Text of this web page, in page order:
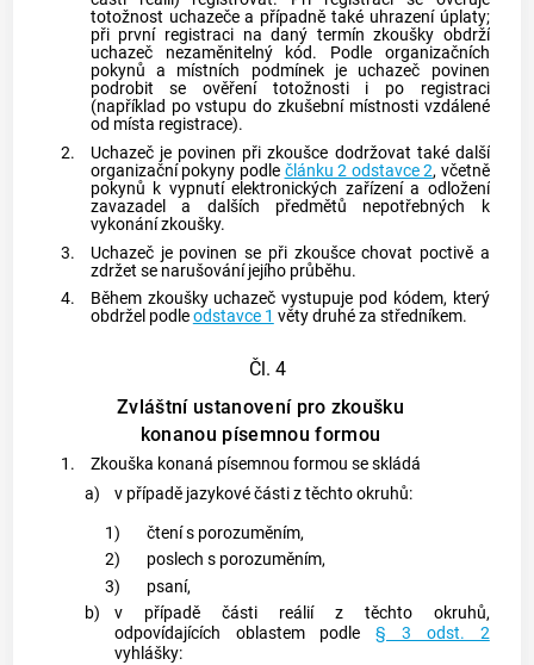
totožnost uchazeče a případně také uhrazení úplaty;
při první registraci na daný termín zkoušky obdrží
uchazeč nezaměnitelný kód. Podle organizačních
pokynů a místních podmínek je uchazeč povinen
podrobit se ověření totožnosti i po registraci
(například po vstupu do zkušební místnosti vzdálené
od místa registrace).
2.
Uchazeč je povinen při zkoušce dodržovat také další
organizační pokyny podle článku 2 odstavce 2, včetně
pokynů k vypnutí elektronických zařízení a odložení
zavazadel a dalších předmětů nepotřebných k
vykonání zkoušky.
3.
Uchazeč je povinen se při zkoušce chovat poctivě a
zdržet se narušování jejího průběhu.
4.
Během zkoušky uchazeč vystupuje pod kódem, který
obdržel podleodstavce 1 věty druhé za středníkem.
Čl. 4
Zvláštní ustanovení pro zkoušku
konanou písemnou formou
1. Zkouška konaná písemnou formou se skládá
a)
v případě jazykové části z těchto okruhů:
1)
čtení s porozuměním,
2)
poslech s porozuměním,
3)
psaní,
b)
v případě části reálií z těchto okruhů,
odpovídajících oblastem podle§ 3 odst. 2
vyhlášky: